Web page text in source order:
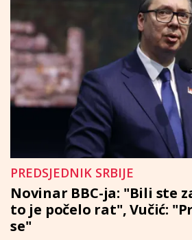
PREDSJEDNIK SRBIJE
Novinar BBC-ja: "Bili ste
to je počelo rat", Vučić:
se"